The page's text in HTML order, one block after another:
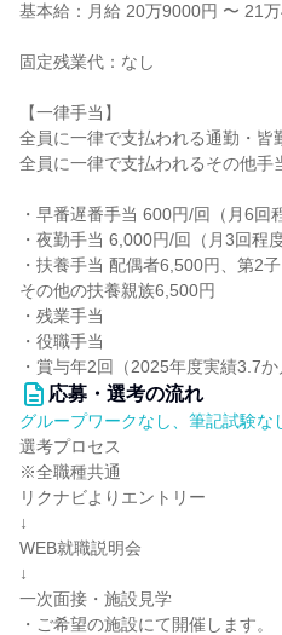
基本給：月給 20万9000円 〜 21
固定残業代：なし
【一律手当】
全員に一律で支払われる通勤・皆
全員に一律で支払われるその他手
・早番遅番手当 600円/回（月6回
・夜勤手当 6,000円/回（月3回程度
・扶養手当 配偶者6,500円、第2
その他の扶養親族6,500円
・残業手当
・役職手当
・賞与年2回（2025年度実績3.7か
応募・選考の流れ
グループワークなし、筆記試験な
選考プロセス
※全職種共通
リクナビよりエントリー
↓
WEB就職説明会
↓
一次面接・施設見学
・ご希望の施設にて開催します。